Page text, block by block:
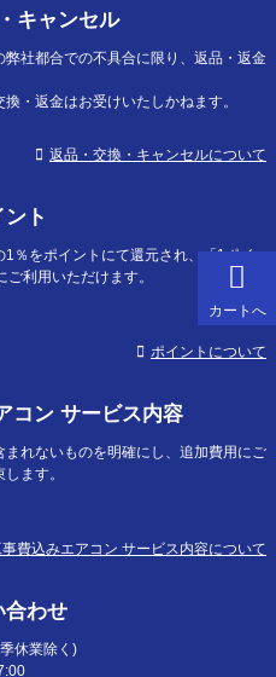
カートへ
キャンセル
社都合での不具合に限り、返品・返金
・返金はお受けいたしかねます。
返品・交換・キャンセルについて
ト
％をポイントにて還元され、「1ポイ
利用いただけます。
ポイントについて
コン サービス内容
れないものを明確にし、追加費用にご
ます。
費込みエアコン サービス内容について
合わせ
休業除く)